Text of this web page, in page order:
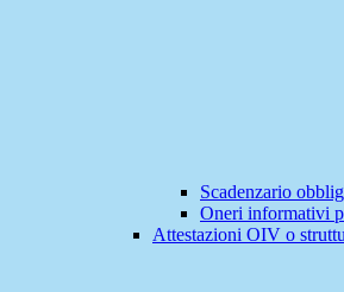
Scadenzario
Oneri informativi
Attestazioni OIV o